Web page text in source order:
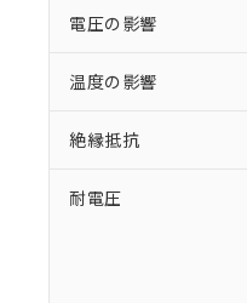
電圧の影響
温度の影響
絶縁抵抗
耐電圧